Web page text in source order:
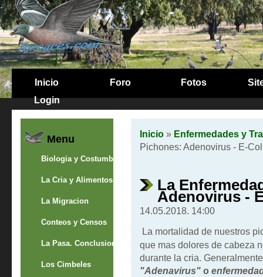
Inicio Foro Fotos
Login
Menu
Biologia y Costumbres
La Cria y Alimentos
La Migracion
Conteos y Censos
La Pasa. Conclusion
Los Cimbeles
Inicio» Enfermedades y
Pichones: Adenovirus - E-
La
Adenovirus -
14.05.2018. 14:00
La mortalidad de nuestros
que mas dolores de cabeza
durante la cria.
"Adenavirus" o